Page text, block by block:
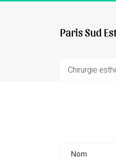
Chirurgie